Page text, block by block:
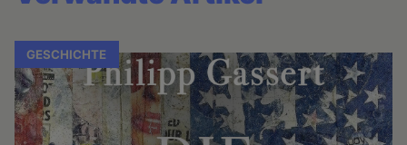
GESCHICHTE